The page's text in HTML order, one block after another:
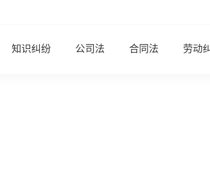
知识纠纷 公司法 合同法 劳动